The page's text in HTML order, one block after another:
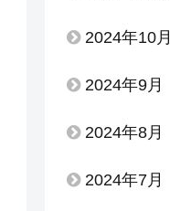
2024年10月
2024年9月
2024年8月
2024年7月